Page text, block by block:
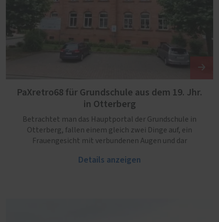
PaXretro68 für Grundschule aus dem 19. Jhr.
in Otterberg
Betrachtet man das Hauptportal der Grundschule in
Otterberg, fallen einem gleich zwei Dinge auf, ein
Frauengesicht mit verbundenen Augen und dar
Details anzeigen